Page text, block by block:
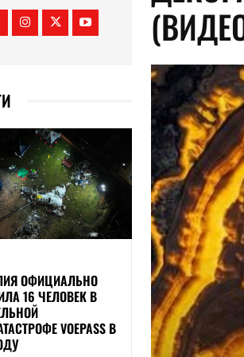
ОФИЦИАЛЬНО
16 ЧЕЛОВЕК В
VOEPASS В